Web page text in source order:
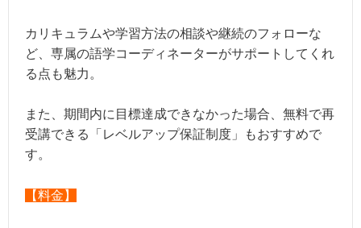
カリキュラムや学習方法の相談や継続のフォローな
ど、専属の語学コーディネーターがサポートしてくれ
る点も魅力。
また、期間内に目標達成できなかった場合、無料で再
受講できる「レベルアップ保証制度」もおすすめで
す。
【料金】